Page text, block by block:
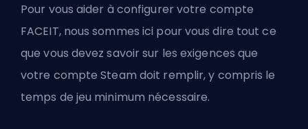
Pour vous aider à configurer votre compte
FACEIT, nous sommes ici pour vous dire tout ce
que vous devez savoir sur les exigences que
votre compte Steam doit remplir, y compris le
temps de jeu minimum nécessaire.